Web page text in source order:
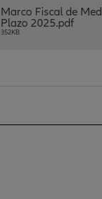
Marco Fiscal de
Plazo 2025.pdf
352KB